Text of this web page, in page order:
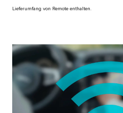
Lieferumfang von Remote enthalten.